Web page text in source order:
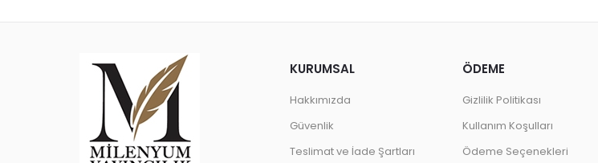
KURUMSAL
Hakkımızda
Güvenlik
Teslimat ve İade Şartları
ÖDEME
Gizlilik Politikası
Kullanım Koşulları
Ödeme Seçenekleri